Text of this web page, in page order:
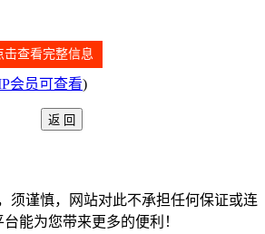
击查看完整信息
会员可查看)
须谨慎，网站对此不承担任何保证或连
能为您带来更多的便利！